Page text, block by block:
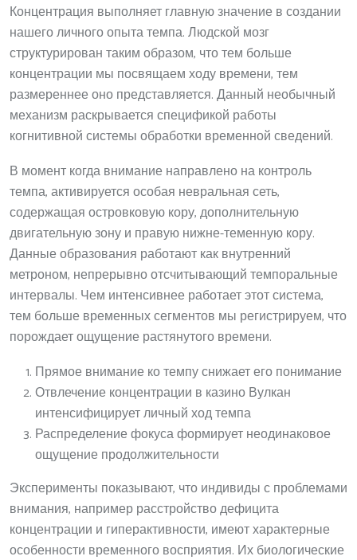
Концентрация выполняет главную значение в создании
нашего личного опыта темпа. Людской мозг
структурирован таким образом, что тем больше
концентрации мы посвящаем ходу времени, тем
размереннее оно представляется. Данный необычный
механизм раскрывается спецификой работы
когнитивной системы обработки временной сведений.
В момент когда внимание направлено на контроль
темпа, активируется особая невральная сеть,
содержащая островковую кору, дополнительную
двигательную зону и правую нижне-теменную кору.
Данные образования работают как внутренний
метроном, непрерывно отсчитывающий темпоральные
интервалы. Чем интенсивнее работает этот система,
тем больше временных сегментов мы регистрируем, что
порождает ощущение растянутого времени.
Прямое внимание ко темпу снижает его понимание
Отвлечение концентрации в казино Вулкан
интенсифицирует личный ход темпа
Распределение фокуса формирует неодинаковое
ощущение продолжительности
Эксперименты показывают, что индивиды с проблемами
внимания, например расстройство дефицита
концентрации и гиперактивности, имеют характерные
особенности временного восприятия. Их биологические